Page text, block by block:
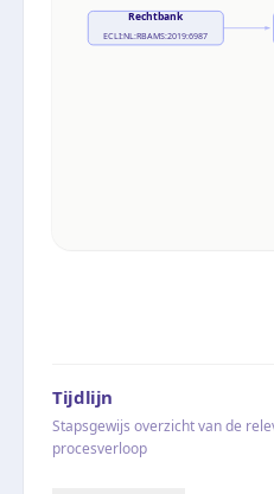
Rechtbank
ECLI:NL:RBAMS:2019:6987
Tijdlijn
Stapsgewijs overzicht van de
procesverloop